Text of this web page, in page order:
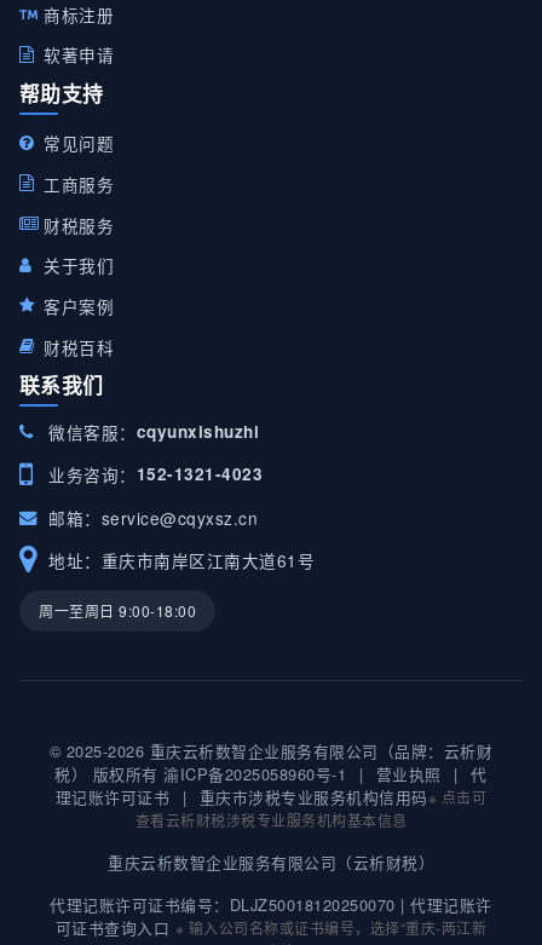
商标注册
软著申请
帮助支持
常见问题
工商服务
财税服务
关于我们
客户案例
财税百科
联系我们
微信客服： cqyunxishuzhi
业务咨询： 152-1321-4023
邮箱： service@cqyxsz.cn
地址：重庆市南岸区江南大道61号
周一至周日 9:00-18:00
© 2025-2026 重庆云析数智企业服务有限公司（品牌：云析财
税） 版权所有渝ICP备2025058960号-1 | 营业执照 |
代
理记账许可证书
| 重庆市涉税专业服务机构信用码※ 点击可
查看云析财税涉税专业服务机构基本信息
重庆云析数智企业服务有限公司（云析财税）
代理记账许可证书编号：DLJZ50018120250070 |代理记账许
可证书查询入口 ※ 输入公司名称或证书编号，选择“重庆-两江新